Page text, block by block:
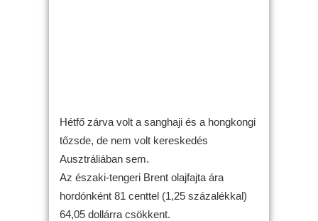
Hétfő zárva volt a sanghaji és a hongkongi
tőzsde, de nem volt kereskedés
Ausztráliában sem.
Az északi-tengeri Brent olajfajta ára
hordónként 81 centtel (1,25 százalékkal)
64,05 dollárra csökkent.